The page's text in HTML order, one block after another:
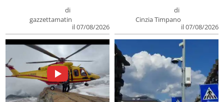
di
gazzettamatin
il 07/08/2026
di
Cinzia Timpano
il 07/08/2026